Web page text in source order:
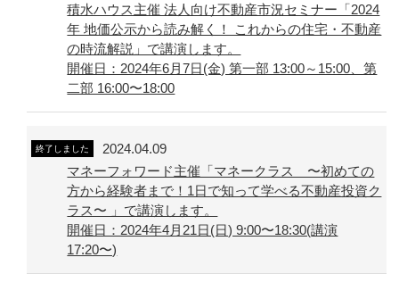
積水ハウス主催 法人向け不動産市況セミナー「2024
年 地価公示から読み解く！ これからの住宅・不動産
の時流解説」で講演します。
開催日：2024年6月7日(金) 第一部 13:00～15:00、第
二部 16:00〜18:00
終了しました
2024.04.09
マネーフォワード主催「マネークラス 〜初めての
方から経験者まで！1日で知って学べる不動産投資ク
ラス〜 」で講演します。
開催日：2024年4月21日(日) 9:00〜18:30(講演
17:20〜)